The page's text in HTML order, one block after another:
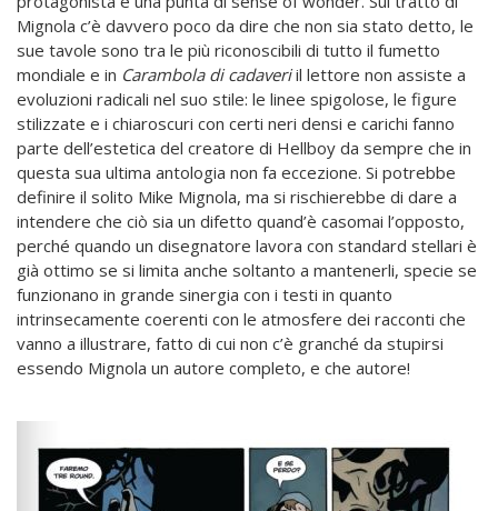
Mignola c’è davvero poco da dire che non sia stato detto, le
sue tavole sono tra le più riconoscibili di tutto il fumetto
mondiale e in Carambola di cadaveriil lettore non assiste a
evoluzioni radicali nel suo stile: le linee spigolose, le figure
stilizzate e i chiaroscuri con certi neri densi e carichi fanno
parte dell’estetica del creatore di Hellboy da sempre che in
questa sua ultima antologia non fa eccezione. Si potrebbe
definire il solito Mike Mignola, ma si rischierebbe di dare a
intendere che ciò sia un difetto quand’è casomai l’opposto,
perché quando un disegnatore lavora con standard stellari è
già ottimo se si limita anche soltanto a mantenerli, specie se
funzionano in grande sinergia con i testi in quanto
intrinsecamente coerenti con le atmosfere dei racconti che
vanno a illustrare, fatto di cui non c’è granché da stupirsi
essendo Mignola un autore completo, e che autore!